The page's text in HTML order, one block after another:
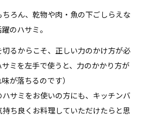
ろん、乾物や肉・魚の下ごしらえな
のハサミ。
るからこそ、正しい力のかけ方が必
ミを左手で使うと、力のかかり方が
が落ちるのです）
サミをお使いの方にも、キッチンバ
ち良くお料理していただけたらと思